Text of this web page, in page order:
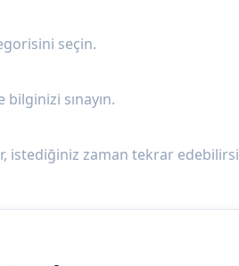
seçin.
sınayın.
istediğiniz zaman tekrar